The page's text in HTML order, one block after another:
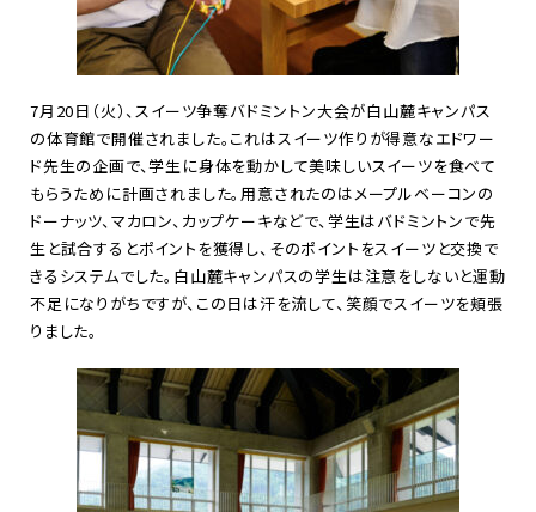
7月 20日（火）、スイーツ争奪バドミントン大会が白山麓キャンパス
の体育館で開催されました。これはスイーツ作りが得意なエドワー
ド先生の企画で、学生に身体を動かして美味しいスイーツを食べて
もらうために計画されました。用意されたのはメープルベーコンの
ドーナッツ、マカロン、カップケーキなどで、学生はバドミントンで先
生と試合するとポイントを獲得し、そのポイントをスイーツと交換で
きるシステムでした。白山麓キャンパスの学生は注意をしないと運動
不足になりがちですが、この日は汗を流して、笑顔でスイーツを頬張
りました。